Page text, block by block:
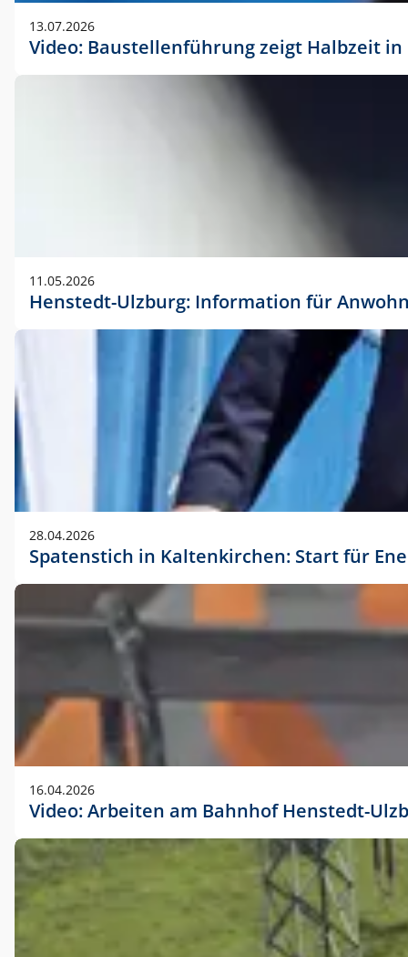
13.07.2026
Video: Baustellenführung zeigt Halbzeit
11.05.2026
Henstedt-Ulzburg: Information für
28.04.2026
Spatenstich in Kaltenkirchen: Start für
16.04.2026
Video: Arbeiten am Bahnhof Henstedt-